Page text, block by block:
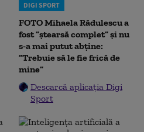
DIGI SPORT
FOTO Mihaela Rădulescu a
fost ”ștearsă complet” și nu
s-a mai putut abține:
”Trebuie să le fie frică de
mine”
Descarcă aplicația Digi
Sport